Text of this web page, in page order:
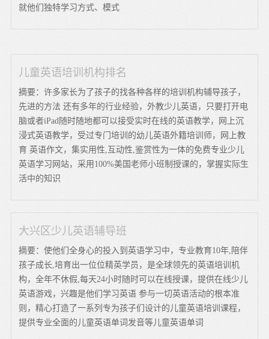
就他们独特学习方式、模式
儿童英语培训机构排名
摘要：许多家长为了孩子的找各种各样的培训机构辅导孩子，
先进的方法 还有多年的行业经验，外教少儿英语，只要打开电
脑或者iPad随时随地都可以接受实时在线的英语教学，网上沉
浸式英语教学，受过专门培训的幼儿英语外籍培训师，网上教
育 英语作文，集实用性,互动性,鉴赏性为一体的免费专业少儿
英语学习网站，采用100%美国老师小班制授课的，掌握实际生
活中的知识
大兴区少儿英语辅导班
摘要：使他们全身心的投入到英语学习中，专业教育10年,陪伴
孩子成长,培育出一位位精英学员，是全球领先的英语培训机
构，全年不休假,每天24小时随时可以在线授课，提供在线少儿
英语游戏，兴趣是他们学习英语 参与一切英语活动的根本准
则，精心打造了一系列专为孩子们设计的儿童英语培训课程，
提供专业全面的儿童英语单词发音等儿童英语单词